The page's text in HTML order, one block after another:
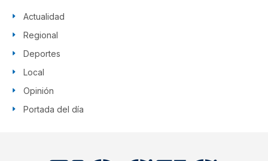
Actualidad
Regional
Deportes
Local
Opinión
Portada del día